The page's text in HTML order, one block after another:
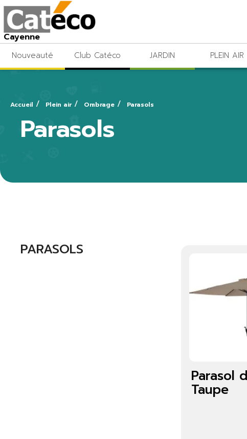
Cayenne
Nouveauté Club Catéco JARDIN PLEIN AIR
Accueil Plein air Ombrage Parasols
Parasols
PARASOLS
Parasol
Taupe